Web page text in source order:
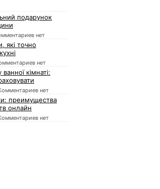
подарунок
нет
які точно
нет
ванної кімнаті:
нет
преимущества
онлайн
нет